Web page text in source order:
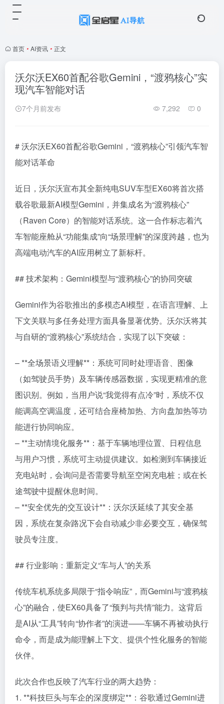
首页 • AI资讯 • 正文
沃尔沃EX60首配谷歌Gemini，“渡鸦核心”实
现汽车智能对话
7个月前发布 7,292 0
# 沃尔沃EX60首配谷歌Gemini，“渡鸦核心”引领汽车智
能对话革命
近日，沃尔沃宣布其全新纯电SUV车型EX60将首次搭
载谷歌最新AI模型Gemini，并集成名为“渡鸦核心”
（Raven Core）的智能对话系统。这一合作标志着汽
车智能座舱从“功能集成”向“场景理解”的深度跨越，也为
高端电动汽车的AI应用树立了新标杆。
## 技术架构：Gemini模型与“渡鸦核心”的协同突破
Gemini作为谷歌推出的多模态AI模型，在语言理解、上
下文关联与多任务处理方面具备显著优势。沃尔沃将其
与自研的“渡鸦核心”系统结合，实现了以下突破：
– **全场景语义理解**：系统可同时处理语音、图像
（如驾驶员手势）及车辆传感器数据，实现更精准的意
图识别。例如，当用户说“我觉得有点冷”时，系统不仅
能调高空调温度，还可结合座椅加热、方向盘加热等功
能进行协同响应。
– **主动情境化服务**：基于车辆地理位置、日程信息
与用户习惯，系统可主动提供建议。如检测到车辆接近
充电站时，会询问是否需要导航至空闲充电桩；或在长
途驾驶中提醒休息时间。
– **安全优先的交互设计**：沃尔沃延续了其安全基
因，系统在复杂路况下会自动减少非必要交互，确保驾
驶员专注度。
## 行业影响：重新定义“车与人”的关系
传统车机系统多局限于“指令响应”，而Gemini与“渡鸦核
心”的融合，使EX60具备了“预判与共情”能力。这背后
是AI从“工具”转向“协作者”的演进——车辆不再被动执行
命令，而是成为能理解上下文、提供个性化服务的智能
伙伴。
此次合作也反映了汽车行业的两大趋势：
1. **科技巨头与车企的深度绑定**：谷歌通过Gemini进